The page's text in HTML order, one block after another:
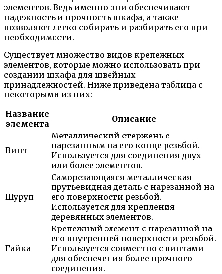
элементов. Ведь именно они обеспечивают
надежность и прочность шкафа, а также
позволяют легко собирать и разбирать его при
необходимости.
Существует множество видов крепежных
элементов, которые можно использовать при
создании шкафа для швейных
принадлежностей. Ниже приведена таблица с
некоторыми из них:
Название
элемента
Описание
Винт
Металлический стержень с
нарезанным на его конце резьбой.
Используется для соединения двух
или более элементов.
Шуруп
Саморезающаяся металлическая
прутьевидная деталь с нарезанной на
его поверхности резьбой.
Используется для крепления
деревянных элементов.
Гайка
Крепежный элемент с нарезанной на
его внутренней поверхности резьбой.
Используется совместно с винтами
для обеспечения более прочного
соединения.